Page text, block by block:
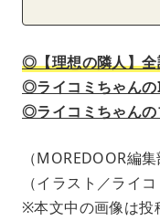
◎【理想の隣人】全
◎ライコミちゃん
◎ライコミちゃんの
（MOREDOOR編集
（イラスト／ライコ
※本文中の画像は投